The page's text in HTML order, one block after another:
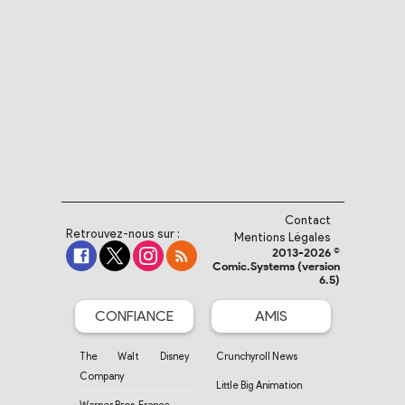
Retrouvez-nous sur :
Contact
Mentions Légales
2013-2026 ©
Comic.Systems (version
6.5)
CONFIANCE
The Walt Disney
Company
AMIS
Crunchyroll News
Little Big Animation